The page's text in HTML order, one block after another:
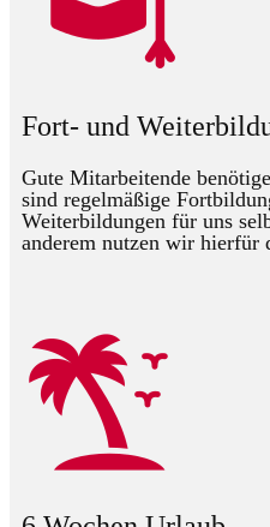
Fort- und
Gute Mitarbeitende
sind regelmäßige
Weiterbildungen für uns
anderem nutzen wir hierfür